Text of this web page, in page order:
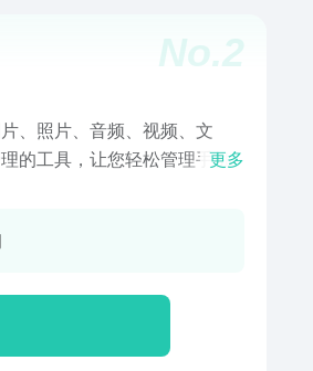
No.2
、照片、音频、视频、文
的工具，让您轻松管理手机
持识别多种文件格式【图片
意义的照片都可设置成手机
行一键裁剪、编辑，查看图
担心图片找不到的问题了
更多